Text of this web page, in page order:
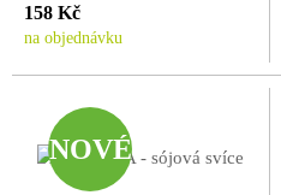
158 Kč
na objednávku
NOVÉ